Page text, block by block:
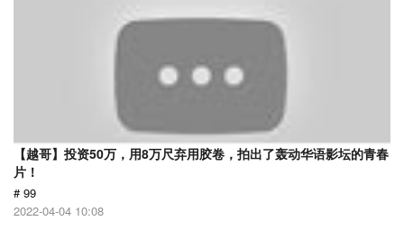
【越哥】投资50万，用8万尺弃用胶卷，拍出了轰动华语影坛的青春
片！
# 99
2022-04-04 10:08